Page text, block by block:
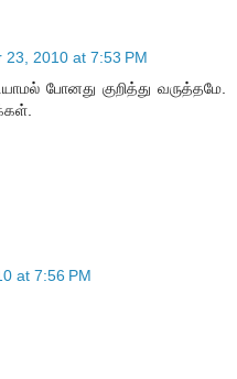
23, 2010 at 7:53 PM
போனது குறித்து வருத்தமே.
at 7:56 PM